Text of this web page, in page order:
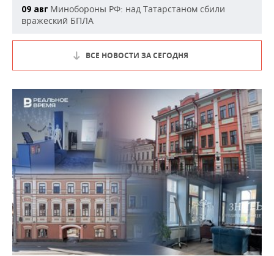
09 авг Минобороны РФ: над Татарстаном сбили
вражеский БПЛА
ВСЕ НОВОСТИ ЗА СЕГОДНЯ